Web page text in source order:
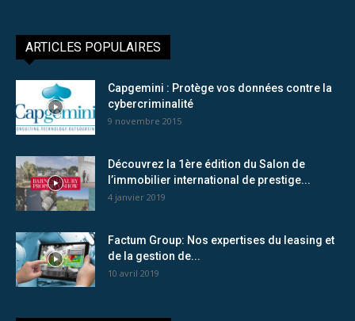
ARTICLES POPULAIRES
Capgemini : Protège vos données contre la
cybercriminalité
9 novembre 2015
Découvrez la 1ère édition du Salon de
l’immobilier international de prestige...
4 janvier 2019
Factum Group: Nos expertises du leasing et
de la gestion de...
10 avril 2019